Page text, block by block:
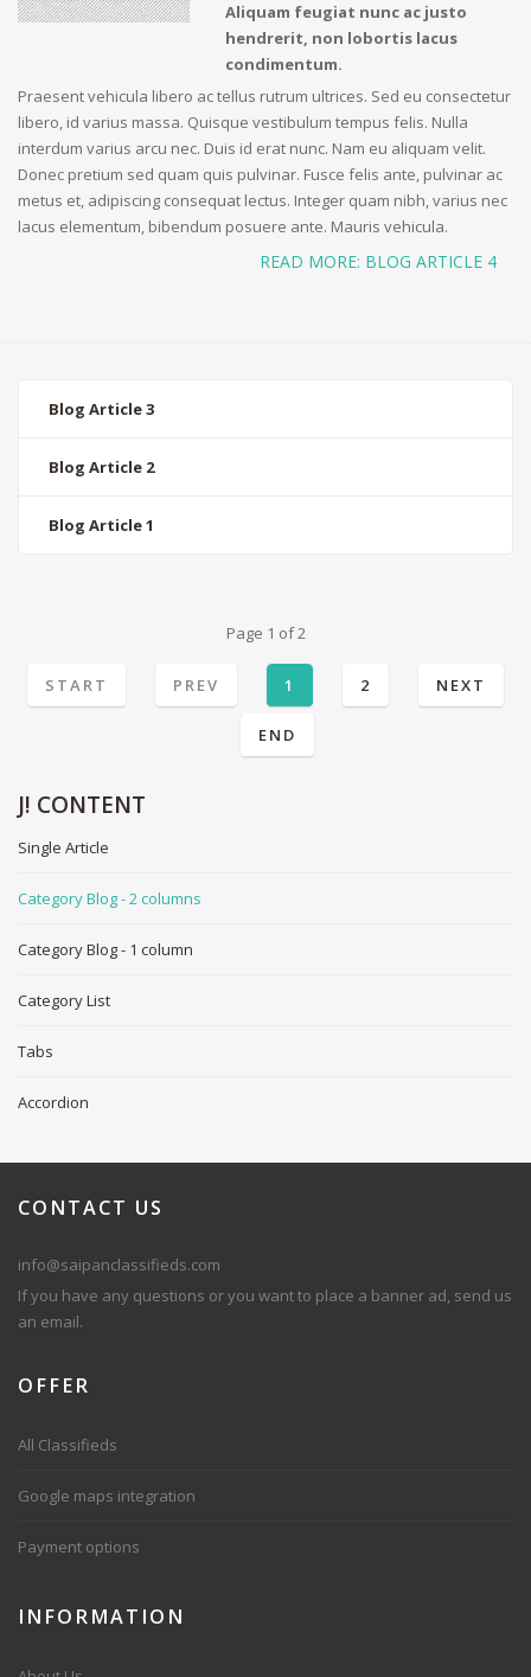
Aliquam feugiat nunc ac justo
hendrerit, non lobortis lacus
condimentum.
Praesent vehicula libero ac tellus rutrum ultrices. Sed eu consectetur
libero, id varius massa. Quisque vestibulum tempus felis. Nulla
interdum varius arcu nec. Duis id erat nunc. Nam eu aliquam velit.
Donec pretium sed quam quis pulvinar. Fusce felis ante, pulvinar ac
metus et, adipiscing consequat lectus. Integer quam nibh, varius nec
lacus elementum, bibendum posuere ante. Mauris vehicula.
READ MORE: BLOG ARTICLE 4
Blog Article 3
Blog Article 2
Blog Article 1
Page 1 of 2
START PREV 1 2 NEXT
END
J! CONTENT
Single Article
Category Blog - 2 columns
Category Blog - 1 column
Category List
Tabs
Accordion
CONTACT US
info@saipanclassifieds.com
If you have any questions or you want to place a banner ad, send us
an email.
OFFER
All Classifieds
Google maps integration
Payment options
INFORMATION